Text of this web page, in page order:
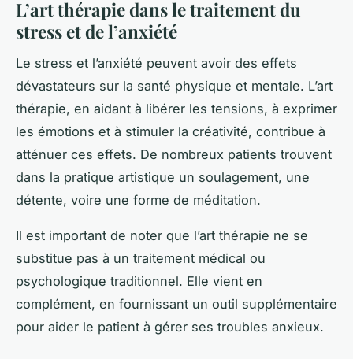
L’art thérapie dans le traitement du
stress et de l’anxiété
Le stress et l’anxiété peuvent avoir des effets
dévastateurs sur la santé physique et mentale. L’art
thérapie, en aidant à libérer les tensions, à exprimer
les émotions et à stimuler la créativité, contribue à
atténuer ces effets. De nombreux patients trouvent
dans la pratique artistique un soulagement, une
détente, voire une forme de méditation.
Il est important de noter que l’art thérapie ne se
substitue pas à un traitement médical ou
psychologique traditionnel. Elle vient en
complément, en fournissant un outil supplémentaire
pour aider le patient à gérer ses troubles anxieux.